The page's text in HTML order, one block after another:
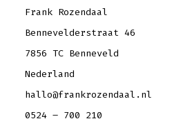
Frank Rozendaal
Bennevelderstraat 46
7856 TC Benneveld
Nederland
hallo@frankrozendaal.nl
0524 – 700 210